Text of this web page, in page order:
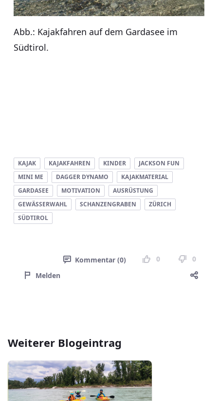
Abb.: Kajakfahren auf dem Gardasee im
Südtirol.
KAJAK KAJAKFAHREN KINDER
JACKSON FUN
MINI ME
DAGGER DYNAMO
KAJAKMATERIAL
GARDASEE
MOTIVATION
AUSRÜSTUNG
GEWÄSSERWAHL
SCHANZENGRABEN
ZÜRICH
SÜDTIROL
Kommentar (0) 0
0
Melden
Weiterer Blogeintrag